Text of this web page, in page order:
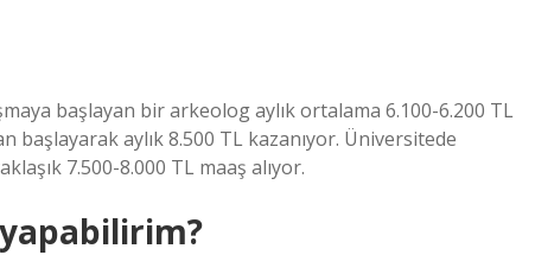
başlayan bir arkeolog aylık ortalama 6.100-6.200 TL
başlayarak aylık 8.500 TL kazanıyor. Üniversitede
7.500-8.000 TL maaş alıyor.